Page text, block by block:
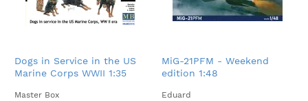
Dogs in Service in the US
Marine Corps WWII 1:35
Master Box
MiG-21PFM - Weekend
edition 1:48
Eduard